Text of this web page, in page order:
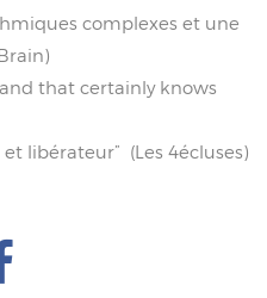
complexes et une
that certainly knows
et libérateur” (Les 4écluses)